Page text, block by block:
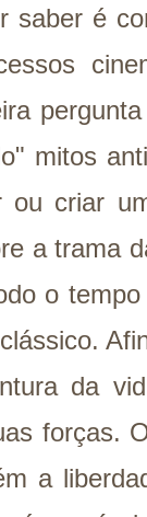
saber é
mitos
ou criar
a trama
o
da
forças.
a